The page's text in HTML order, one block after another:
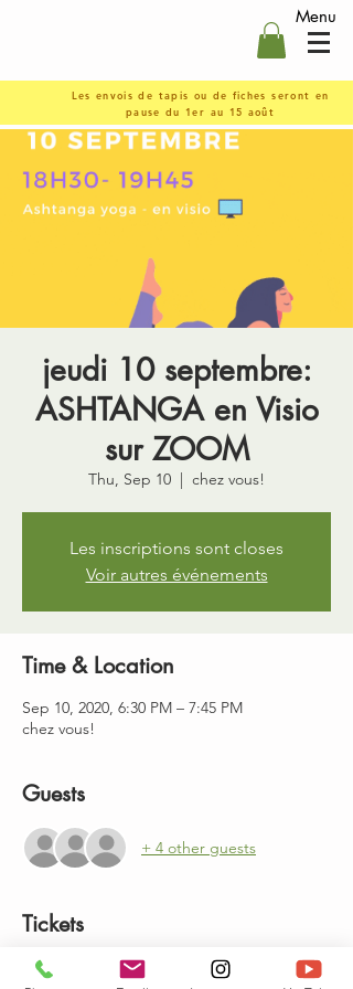
Menu
Les envois de tapis ou de fiches seront en
pause du 1er au 15 août
jeudi 10 septembre:
ASHTANGA en Visio
sur ZOOM
Thu, Sep 10
  |
chez vous!
Les inscriptions sont closes
Voir autres événements
Time & Location
Sep 10, 2020, 6:30 PM – 7:45 PM
chez vous!
Guests
+ 4 other guests
Tickets